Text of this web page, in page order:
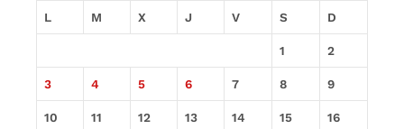
L M X J V S D
1 2
3 4 5 6 7 8 9
10 11 12 13 14 15 16